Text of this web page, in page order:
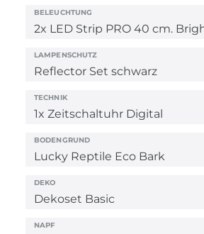
BELEUCHTUNG
LAMPENSCHUTZ
TECHNIK
BODENGRUND
DEKO
NAPF